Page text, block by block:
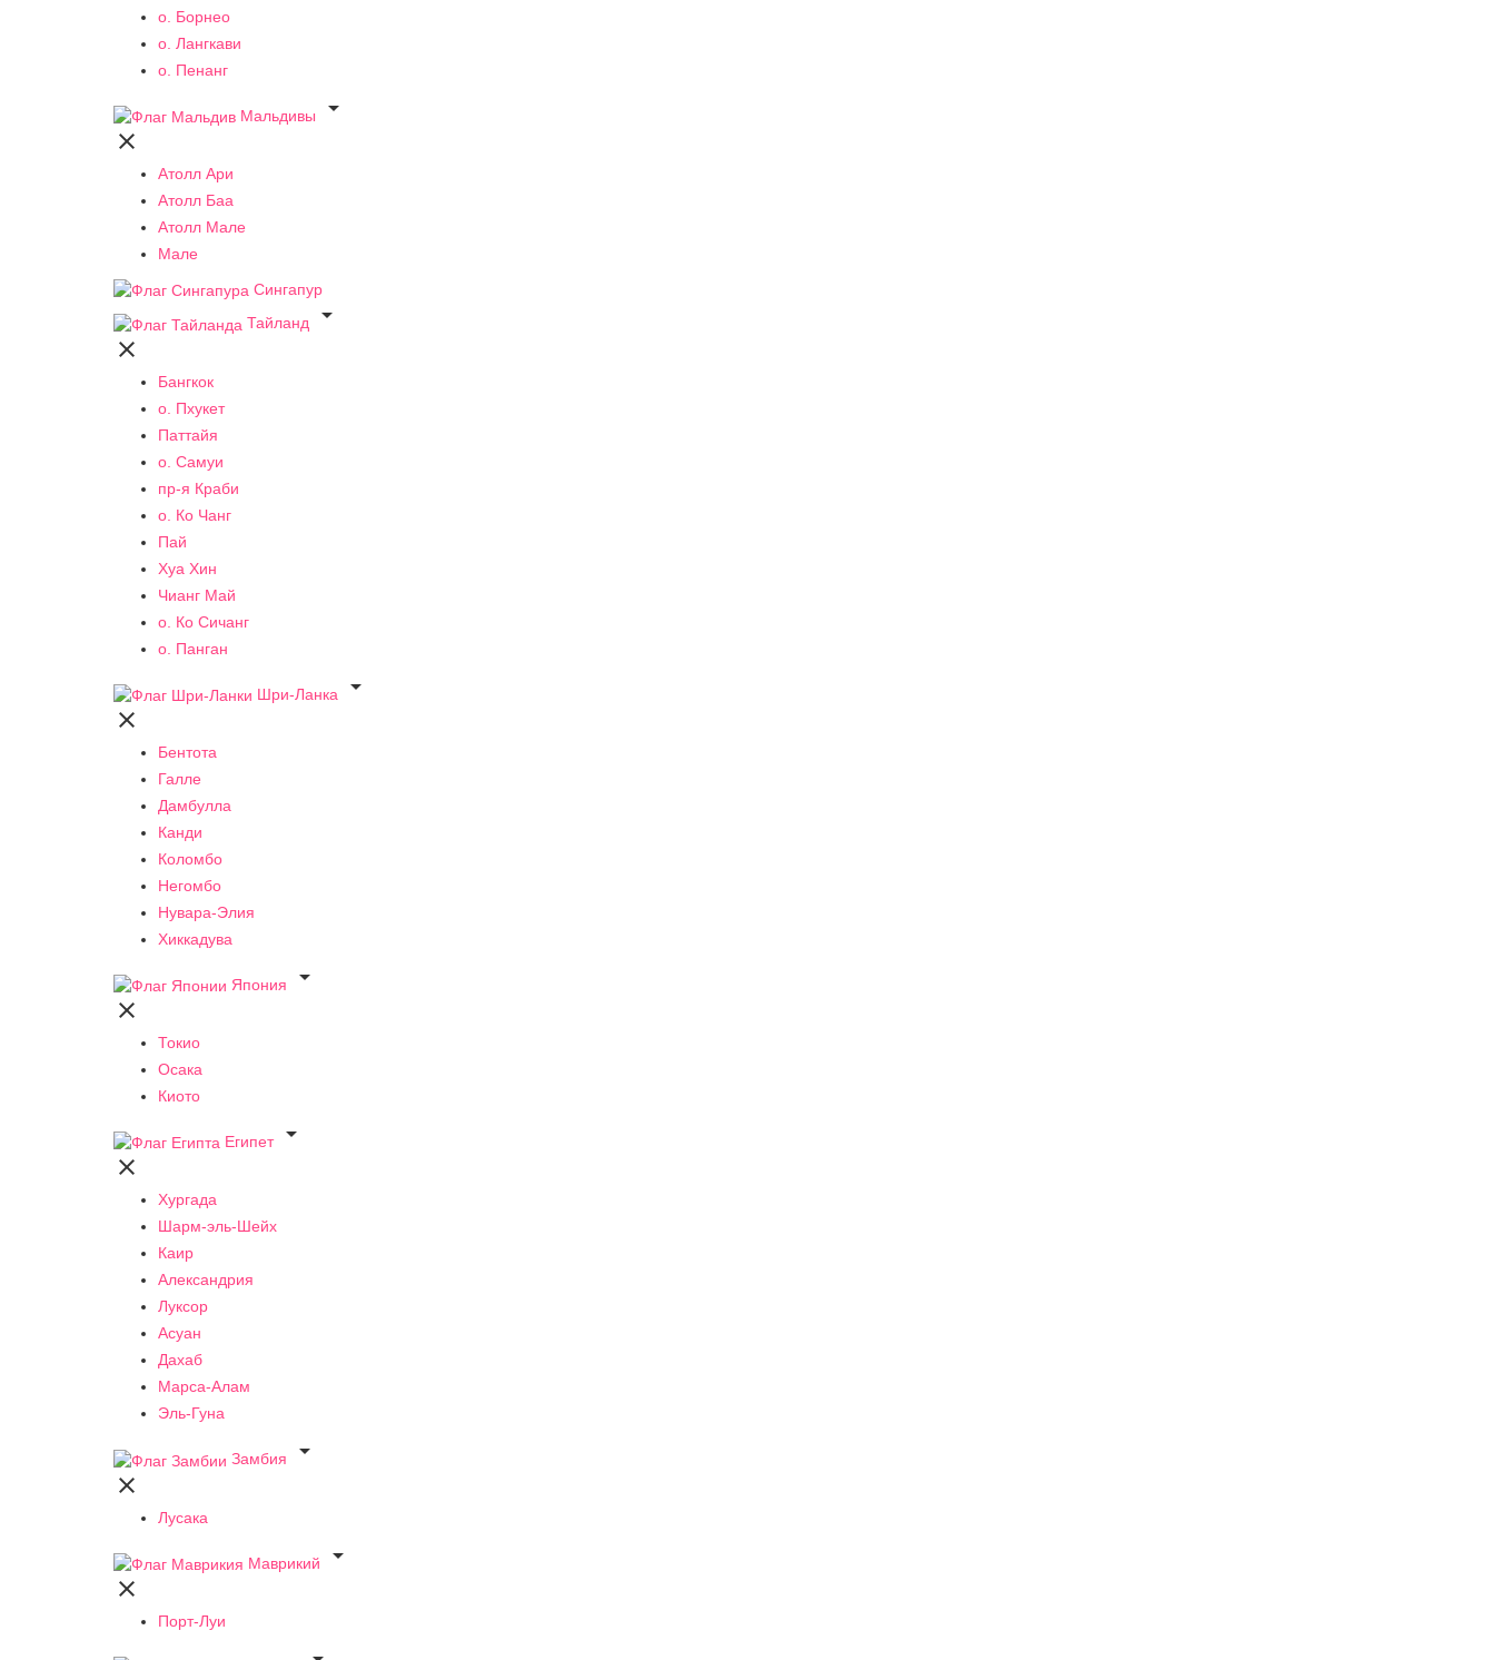
о. Борнео
о. Лангкави
о. Пенанг
Мальдивы


Атолл Ари
Атолл Баа
Атолл Мале
Мале
Сингапур
Тайланд


Бангкок
о. Пхукет
Паттайя
о. Самуи
пр-я Краби
о. Ко Чанг
Пай
Хуа Хин
Чианг Май
о. Ко Сичанг
о. Панган
Шри-Ланка


Бентота
Галле
Дамбулла
Канди
Коломбо
Негомбо
Нувара-Элия
Хиккадува
Япония


Токио
Осака
Киото
Египет


Хургада
Шарм-эль-Шейх
Каир
Александрия
Луксор
Асуан
Дахаб
Марса-Алам
Эль-Гуна
Замбия


Лусака
Маврикий


Порт-Луи